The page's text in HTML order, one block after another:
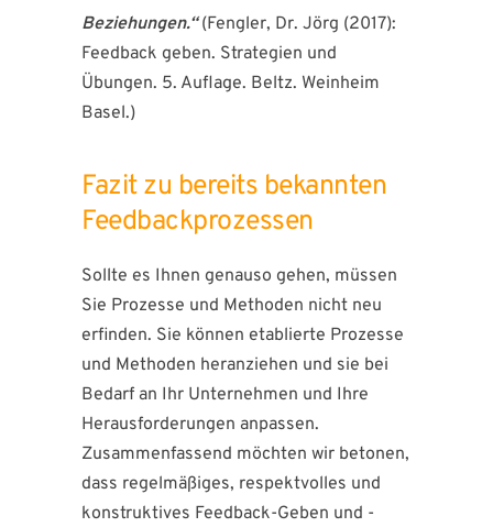
Beziehungen.“(Fengler, Dr. Jörg (2017):
Feedback geben. Strategien und
Übungen. 5. Auflage. Beltz. Weinheim
Basel.)
Fazit zu bereits bekannten
Feedbackprozessen
Sollte es Ihnen genauso gehen, müssen
Sie Prozesse und Methoden nicht neu
erfinden. Sie können etablierte Prozesse
und Methoden heranziehen und sie bei
Bedarf an Ihr Unternehmen und Ihre
Herausforderungen anpassen.
Zusammenfassend möchten wir betonen,
dass regelmäßiges, respektvolles und
konstruktives Feedback-Geben und -